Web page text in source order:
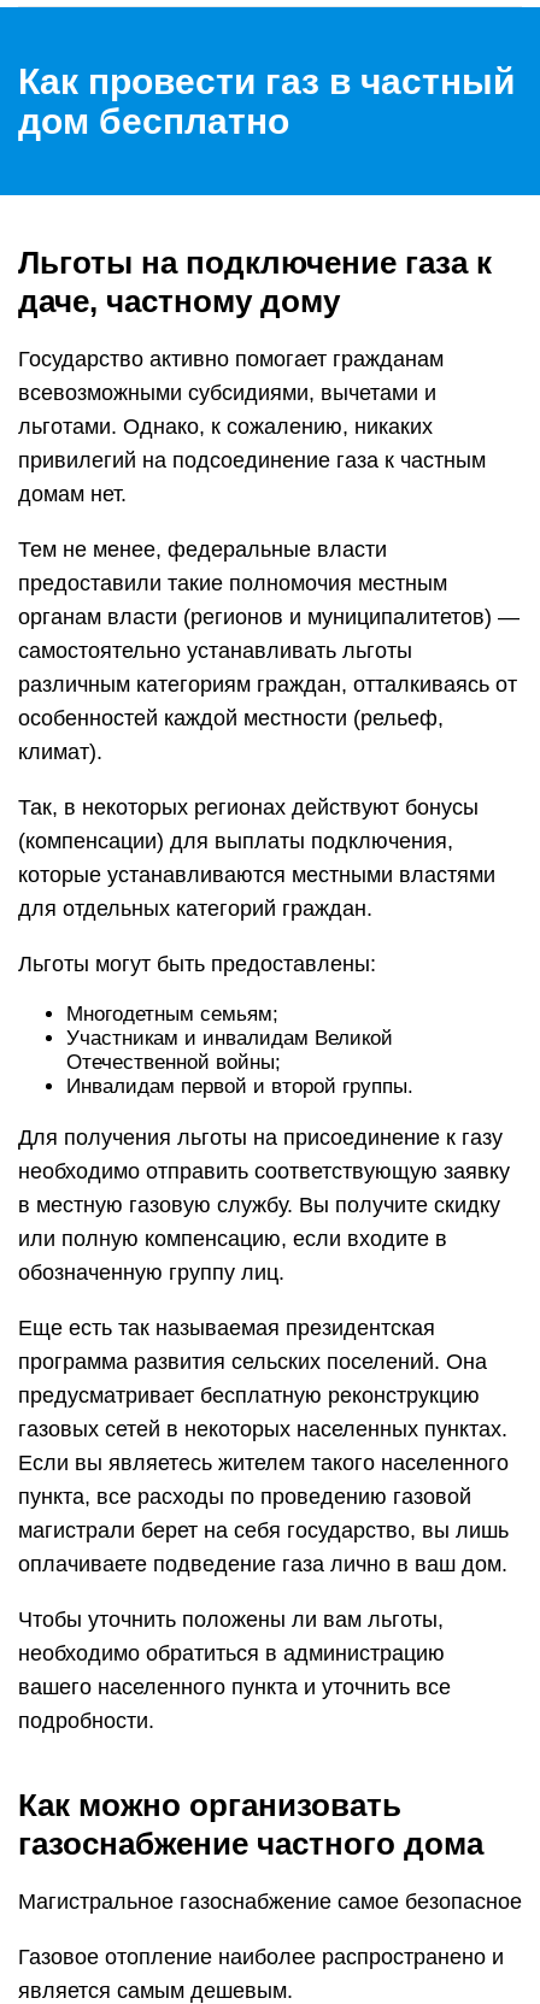
Как провести газ в частный
дом бесплатно
Льготы на подключение газа к
даче, частному дому
Государство активно помогает гражданам
всевозможными субсидиями, вычетами и
льготами. Однако, к сожалению, никаких
привилегий на подсоединение газа к частным
домам нет.
Тем не менее, федеральные власти
предоставили такие полномочия местным
органам власти (регионов и муниципалитетов) —
самостоятельно устанавливать льготы
различным категориям граждан, отталкиваясь от
особенностей каждой местности (рельеф,
климат).
Так, в некоторых регионах действуют бонусы
(компенсации) для выплаты подключения,
которые устанавливаются местными властями
для отдельных категорий граждан.
Льготы могут быть предоставлены:
Многодетным семьям;
Участникам и инвалидам Великой
Отечественной войны;
Инвалидам первой и второй группы.
Для получения льготы на присоединение к газу
необходимо отправить соответствующую заявку
в местную газовую службу. Вы получите скидку
или полную компенсацию, если входите в
обозначенную группу лиц.
Еще есть так называемая президентская
программа развития сельских поселений. Она
предусматривает бесплатную реконструкцию
газовых сетей в некоторых населенных пунктах.
Если вы являетесь жителем такого населенного
пункта, все расходы по проведению газовой
магистрали берет на себя государство, вы лишь
оплачиваете подведение газа лично в ваш дом.
Чтобы уточнить положены ли вам льготы,
необходимо обратиться в администрацию
вашего населенного пункта и уточнить все
подробности.
Как можно организовать
газоснабжение частного дома
Магистральное газоснабжение самое безопасное
Газовое отопление наиболее распространено и
является самым дешевым.